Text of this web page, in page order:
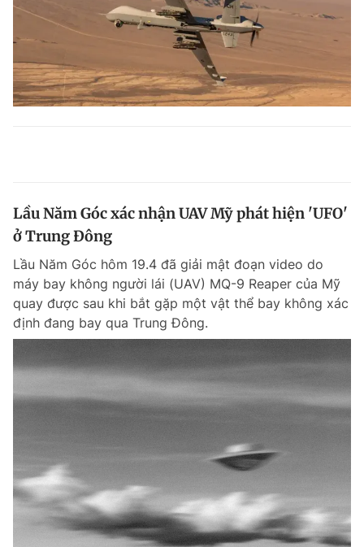
Lầu Năm Góc xác nhận UAV Mỹ phát hiện 'UFO'
ở Trung Đông
Lầu Năm Góc hôm 19.4 đã giải mật đoạn video do
máy bay không người lái (UAV) MQ-9 Reaper của Mỹ
quay được sau khi bắt gặp một vật thể bay không xác
định đang bay qua Trung Đông.